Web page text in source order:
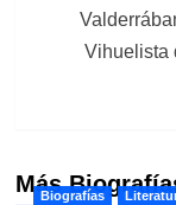
Vihuelista
MásBiografías